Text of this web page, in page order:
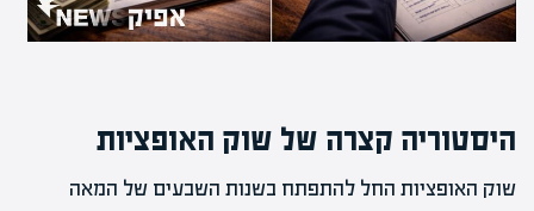
היסטוריה קצרה של שוק האופציות
שוק האופציות החל להתפתח בשנות השבעים של המאה